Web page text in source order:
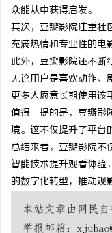
众能从中获得启发。
其次，豆瓣影院注重社
充满热情和专业性的电
此外，豆瓣影院还不断
无论用户是喜欢动作、
更多人愿意长期使用该
值得一提的是，豆瓣影
境。这不仅提升了平台
总结来看，豆瓣影院不
智能技术提升观看体验
的数字化转型，推动观